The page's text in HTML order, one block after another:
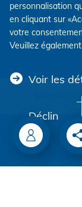
Mentions
personnalisation
en cliquant sur
votre
Veuillez
Voir les
Déclin